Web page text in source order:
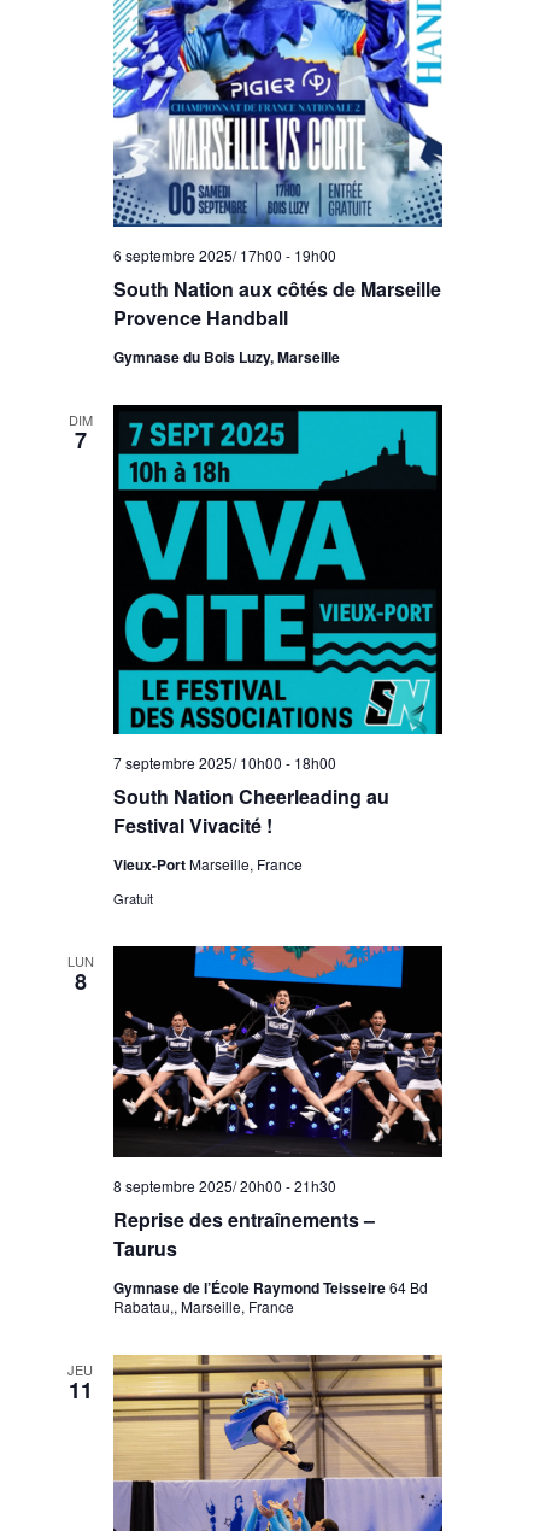
South Nation aux côtés de Marseille
Provence Handball
6 septembre 2025/ 17h00 - 19h00
Gymnase du Bois Luzy, Marseille
DIM
7
South Nation Cheerleading au
Festival Vivacité !
7 septembre 2025/ 10h00 - 18h00
Vieux-PortMarseille, France
Gratuit
LUN
8
Reprise des entraînements –
Taurus
8 septembre 2025/ 20h00 -21h30
Gymnase de l’École Raymond Teisseire64 Bd
Rabatau,, Marseille, France
JEU
11